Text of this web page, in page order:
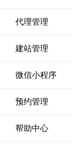
代理管理
建站管理
微信小程序
预约管理
帮助中心